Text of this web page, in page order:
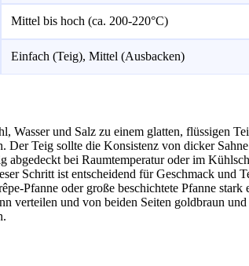
Mittel bis hoch (ca. 200-220°C)
Einfach (Teig), Mittel (Ausbacken)
Wasser und Salz zu einem glatten, flüssigen
Der Teig sollte die Konsistenz von dicker
abgedeckt bei Raumtemperatur oder im
Schritt ist entscheidend für Geschmack und
Pfanne oder große beschichtete Pfanne
verteilen und von beiden Seiten goldbraun